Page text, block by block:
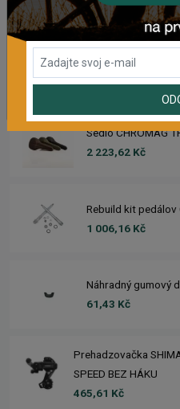
Zimušné Rukavice
1 104,44 Kč
Sedlo CHROMAG
2 223,62 Kč
Rebuild kit pedálov
1 006,16 Kč
Náhradný gumový
61,43 Kč
Prehadzovačka
SPEED BEZ HÁKU
465,61 Kč